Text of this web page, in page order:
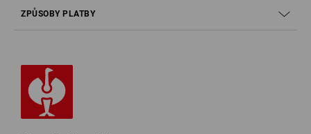
ZPŮSOBY PLATBY